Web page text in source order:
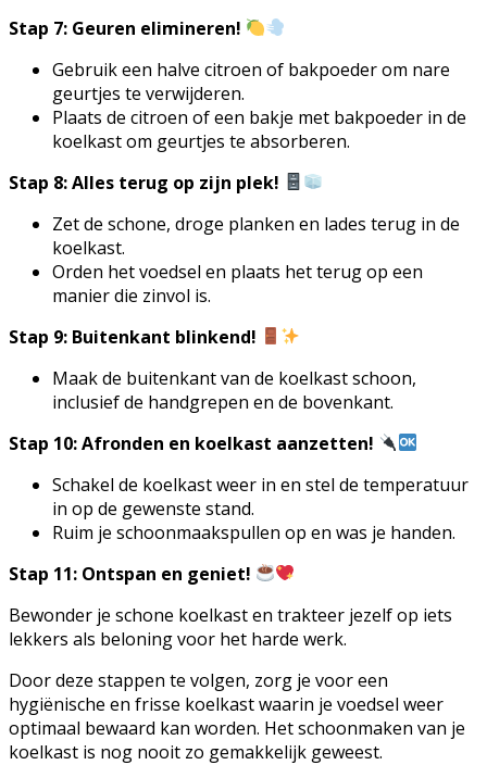
Stap 7: Geuren elimineren!
Gebruik een halve citroen of bakpoeder om nare
geurtjes te verwijderen.
Plaats de citroen of een bakje met bakpoeder in de
koelkast om geurtjes te absorberen.
Stap 8: Alles terug op zijn plek!
Zet de schone, droge planken en lades terug in de
koelkast.
Orden het voedsel en plaats het terug op een
manier die zinvol is.
Stap 9: Buitenkant blinkend!
Maak de buitenkant van de koelkast schoon,
inclusief de handgrepen en de bovenkant.
Stap 10: Afronden en koelkast aanzetten!
Schakel de koelkast weer in en stel de temperatuur
in op de gewenste stand.
Ruim je schoonmaakspullen op en was je handen.
Stap 11: Ontspan en geniet!
Bewonder je schone koelkast en trakteer jezelf op iets
lekkers als beloning voor het harde werk.
Door deze stappen te volgen, zorg je voor een
hygiënische en frisse koelkast waarin je voedsel weer
optimaal bewaard kan worden. Het schoonmaken van je
koelkast is nog nooit zo gemakkelijk geweest.